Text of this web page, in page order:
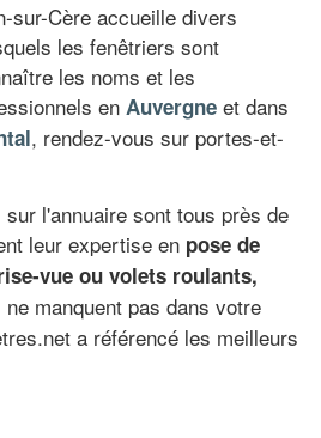
sur-Cère accueille divers
les fenêtriers sont
les noms et les
en Auvergne et dans
, rendez-vous sur portes-et-
l'annuaire sont tous près de
leur expertise en pose de
vue ou volets roulants,
manquent pas dans votre
a référencé les meilleurs